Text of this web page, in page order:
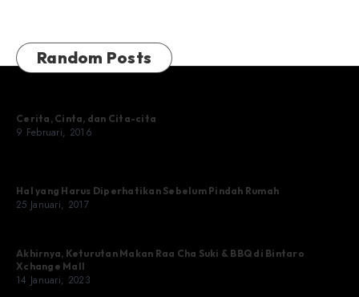
Random Posts
Cerita, Cinta, dan Cita-cita
9 Februari, 2016
Hal yang Harus Diperhatikan Sebelum Pindah Rumah
25 Januari, 2017
Akhirnya, Keturutan Makan Raa Cha Suki & BBQ di Bintaro
Xchange Mall
14 Januari, 2023